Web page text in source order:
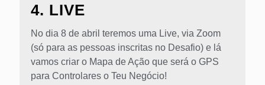
4. LIVE
No dia 8 de abril teremos uma Live, via Zoom
(só para as pessoas inscritas no Desafio) e lá
vamos criar o Mapa de Ação que será o GPS
para Controlares o Teu Negócio!